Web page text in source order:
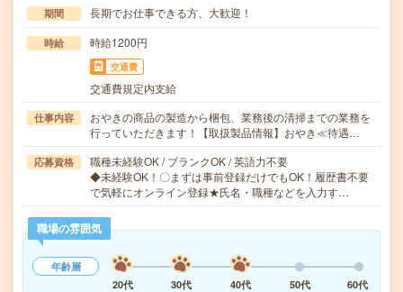
期間 長期でお仕事できる方、大歓迎！
時給 時給1200円
交通費
交通費規定内支給
仕事内容
おやきの商品の製造から梱包、業務後の清掃までの業務を
行っていただきます！【取扱製品情報】おやき≪待遇…
応募資格
職種未経験OK / ブランクOK / 英語力不要
◆未経験OK！〇まずは事前登録だけでもOK！履歴書不要
で気軽にオンライン登録★氏名・職種などを入力す…
職場の雰囲気
年齢層
20代
30代 40代 50代 60代